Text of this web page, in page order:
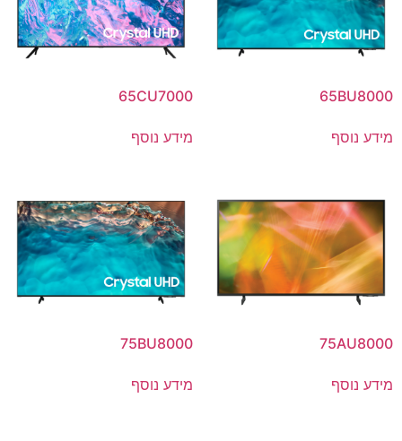
65BU8000
מידע נוסף
65CU7000
מידע נוסף
75AU8000
מידע נוסף
75BU8000
מידע נוסף